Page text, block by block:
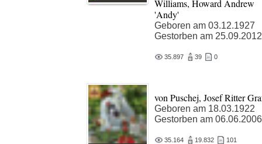
Williams, Howard Andrew
'Andy'
Geboren am 03.12.1927
Gestorben am 25.09.2012
35.897 39 0
von Puschej, Josef Ritter
Geboren am 18.03.1922
Gestorben am 06.06.2006
35.164 19.832 101